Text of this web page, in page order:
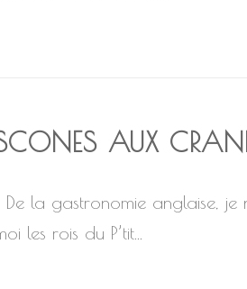
AUX
la gastronomie anglaise, je
les rois du P’tit...